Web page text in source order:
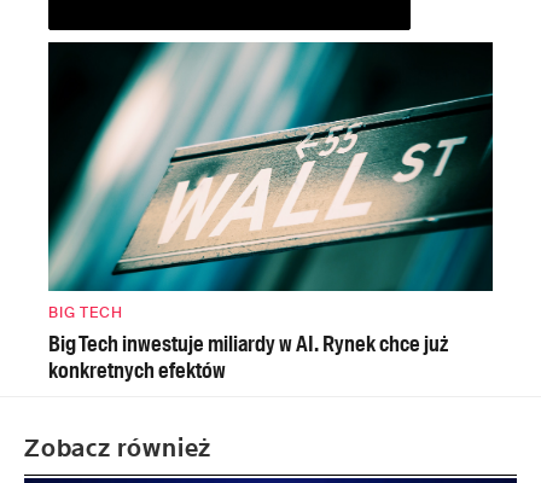
BIG TECH
Big Tech inwestuje miliardy w AI. Rynek chce już
konkretnych efektów
Zobacz również